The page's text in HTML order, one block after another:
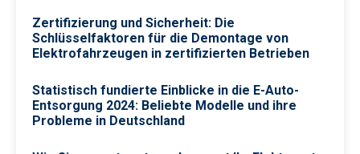
Zertifizierung und Sicherheit: Die
Schlüsselfaktoren für die Demontage von
Elektrofahrzeugen in zertifizierten Betrieben
Statistisch fundierte Einblicke in die E-Auto-
Entsorgung 2024: Beliebte Modelle und ihre
Probleme in Deutschland